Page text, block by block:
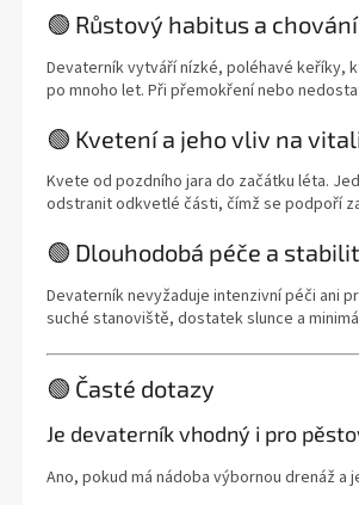
🟢 Růstový habitus a
Devaterník vytváří nízké, poléhavé keříky,
po mnoho let. Při přemokření nebo
🟢 Kvetení a jeho vliv na
Kvete od pozdního jara do začátku léta.
odstranit odkvetlé části, čímž se podpoří
🟢 Dlouhodobá péče a
Devaterník nevyžaduje intenzivní péči ani
suché stanoviště, dostatek slunce a
🟢 Časté dotazy
Je devaterník vhodný i pro
Ano, pokud má nádoba výbornou drenáž a